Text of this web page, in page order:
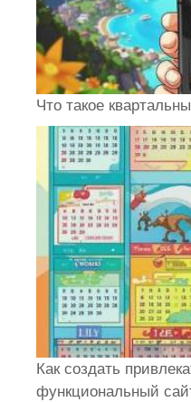
Что такое
Как создать
функциональный